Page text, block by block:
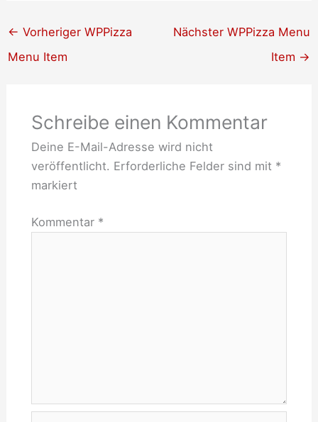
← Vorheriger WPPizza
Menu Item
Nächster WPPizza Menu
Item →
Schreibe einen Kommentar
Deine E-Mail-Adresse wird nicht
veröffentlicht. Erforderliche Felder sind mit *
markiert
Kommentar *